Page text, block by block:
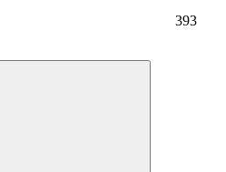
393